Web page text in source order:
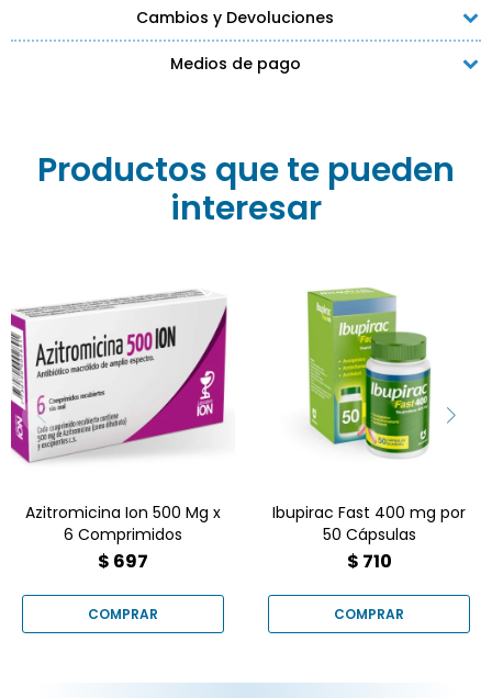
Cambios y Devoluciones
Medios de pago
Productos que te pueden
interesar
La Azitromicina Ion 500
mg x 6 comprimidos es
un antibiótico de amplio
espectro producido por el
Laboratorio ION en
Uruguay. Pertenece a la
clase de los macrólidos y
se utiliza para tratar
diversas infecciones
bacterianas.
Azitromicina Ion 500 Mg x
6 Comprimidos
$ 697
es un analgésico,
antiinflamatorio y
antipirético de acción
rápida con 400 mg de
Ibuprofeno, ideal para
aliviar dolores y fiebre.
Recomendamos
consultar a su médico
antes de iniciar cualquier
tratamiento para
asegurar su uso
Ibupirac Fast 400 mg por
50 Cápsulas
$ 710